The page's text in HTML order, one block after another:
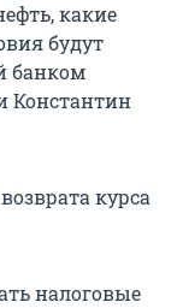
какие
будут
банком
Константин
курса
налоговые